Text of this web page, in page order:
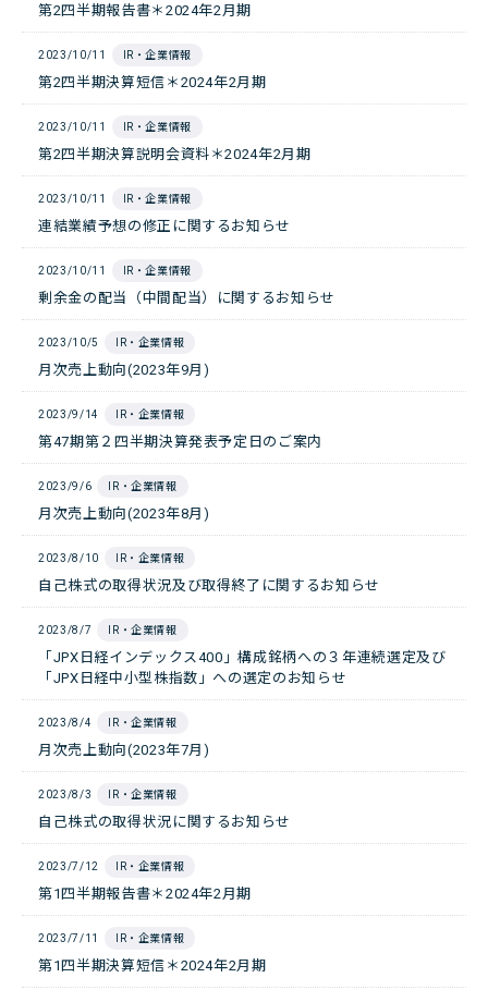
第2四半期報告書＊2024年2月期
2023/10/11 IR・企業情報
第2四半期決算短信＊2024年2月期
2023/10/11 IR・企業情報
第2四半期決算説明会資料＊2024年2月期
2023/10/11 IR・企業情報
連結業績予想の修正に関するお知らせ
2023/10/11 IR・企業情報
剰余金の配当（中間配当）に関するお知らせ
2023/10/5 IR・企業情報
月次売上動向(2023年9月)
2023/9/14 IR・企業情報
第47期第２四半期決算発表予定日のご案内
2023/9/6 IR・企業情報
月次売上動向(2023年8月)
2023/8/10 IR・企業情報
自己株式の取得状況及び取得終了に関するお知らせ
2023/8/7 IR・企業情報
「JPX日経インデックス400」構成銘柄への３年連続選定及び
「JPX日経中小型株指数」への選定のお知らせ
2023/8/4 IR・企業情報
月次売上動向(2023年7月)
2023/8/3 IR・企業情報
自己株式の取得状況に関するお知らせ
2023/7/12 IR・企業情報
第1四半期報告書＊2024年2月期
2023/7/11 IR・企業情報
第1四半期決算短信＊2024年2月期